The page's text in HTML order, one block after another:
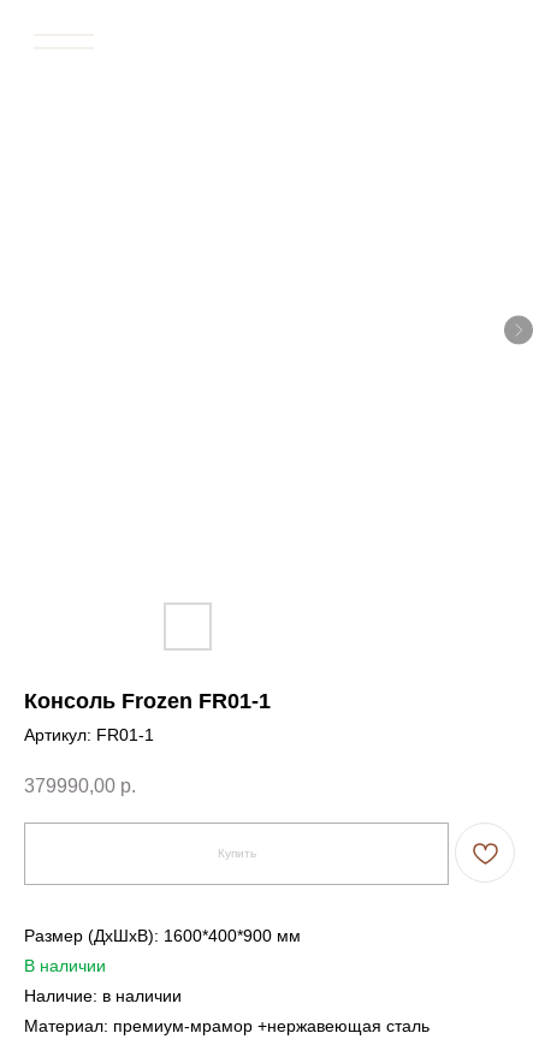
Консоль Frozen FR01-1
Артикул: FR01-1
379990,00 р.
Купить
Размер (ДxШxВ): 1600*400*900 мм
В наличии
Наличие: в наличии
Материал: премиум-мрамор +нержавеющая сталь